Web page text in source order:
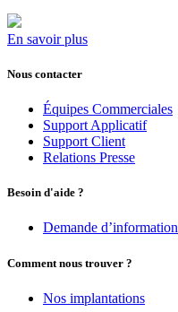
En savoir plus
Nous contacter
Équipes Commerciales
Support Applicatif
Support Client
Relations Presse
Besoin d'aide ?
Demande d’information
Comment nous trouver ?
Nos implantations